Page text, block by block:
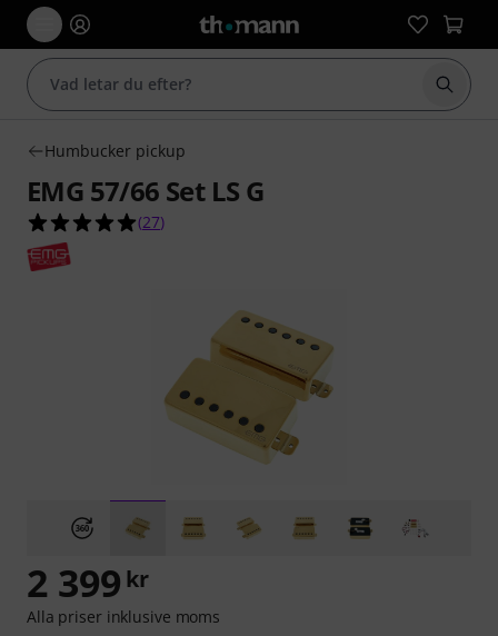
Börja
Humbucker pickup
EMG 57/66 Set LS G
4.9 av 5 stjärnor från 27 kundbetyg
(27)
2 399 kr
Alla priser inklusive moms